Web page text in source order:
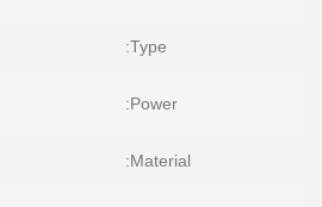
Type:
Power:
Material: